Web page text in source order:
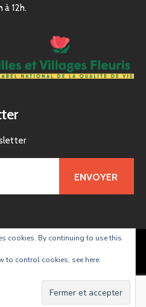
12h.
commune
cookies. By continuing to use this
to control cookies, see here: